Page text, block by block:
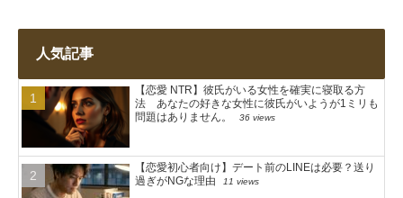
人気記事
【恋愛 NTR】彼氏がいる女性を確実に寝取る方
法 あなたの好きな女性に彼氏がいようが1ミリも
問題はありません。
36 views
【恋愛初心者向け】デート前のLINEは必要？送り
過ぎがNGな理由
11 views